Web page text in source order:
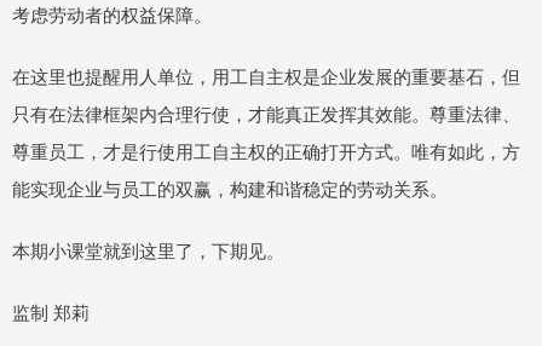
考虑劳动者的权益保障。
在这里也提醒用人单位，用工自主权是企业发展的重要基石，但
只有在法律框架内合理行使，才能真正发挥其效能。尊重法律、
尊重员工，才是行使用工自主权的正确打开方式。唯有如此，方
能实现企业与员工的双赢，构建和谐稳定的劳动关系。
本期小课堂就到这里了，下期见。
监制 郑莉